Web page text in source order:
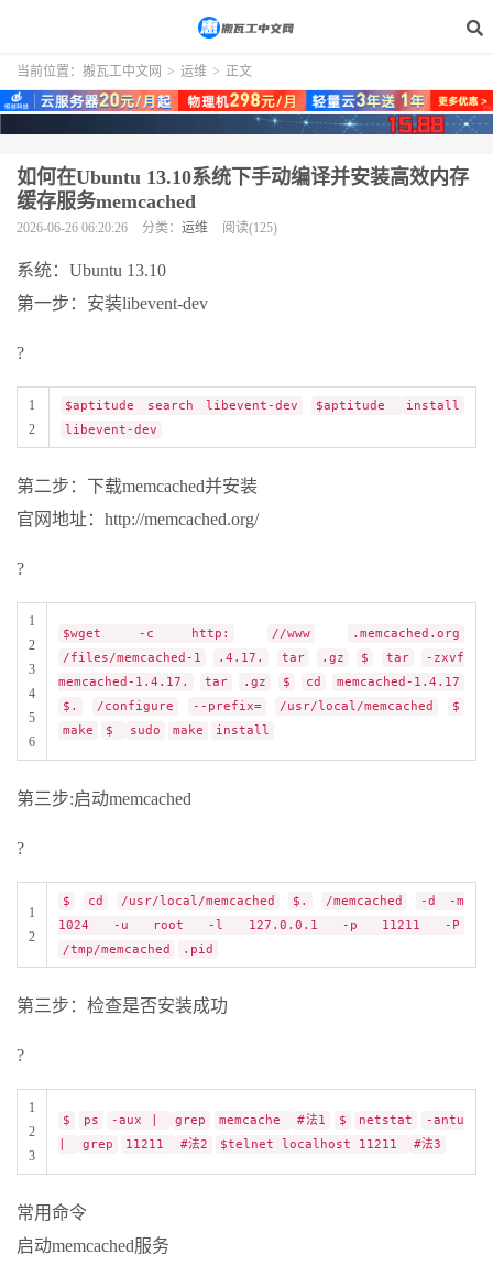
当前位置： 搬瓦工中文网 > 运维 > 正文
如何在Ubuntu 13.10系统下手动编译并安装高效内存
缓存服务memcached
2026-06-26 06:20:26 分类： 运维 阅读(125)
系统：Ubuntu 13.10
第一步：安装libevent-dev
?
1
2
$aptitude search libevent-dev $aptitude
install
libevent-dev
第二步：下载memcached并安装
官网地址：http://memcached.org/
?
1
2
3
4
5
6
$wget -c http: //www
.memcached.org
/files/memcached-1
.4.17. tar .gz $ tar
-zxvf
memcached-1.4.17.
tar .gz $ cd
memcached-1.4.17
$.
/configure --prefix= /usr/local/memcached
$
make
$ sudo make install
第三步:启动memcached
?
1
2
$ cd /usr/local/memcached $. /memcached
-d -m
1024 -u root -l 127.0.0.1 -p 11211 -P
/tmp/memcached
.pid
第三步：检查是否安装成功
?
1
2
3
$ ps -aux | grep memcache #法1 $ netstat
-antu
grep 11211 #法2 $telnet localhost 11211 #法3
常用命令
启动memcached服务